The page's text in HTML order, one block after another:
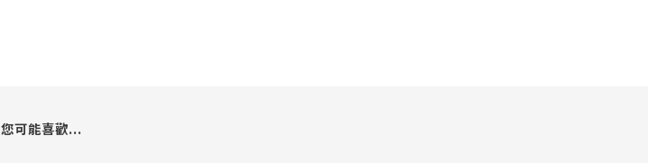
您可能喜歡...